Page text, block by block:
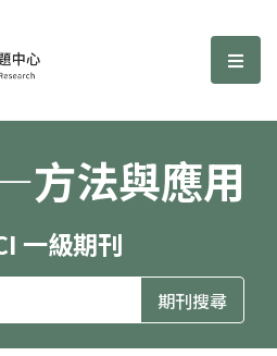
與應用期刊 選
方法與應用
一級期刊